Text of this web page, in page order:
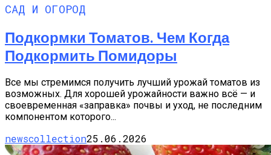
САД И ОГОРОД
Подкормки Томатов. Чем Когда
Подкормить Помидоры
Все мы стремимся получить лучший урожай томатов из
возможных. Для хорошей урожайности важно всё — и
своевременная «заправка» почвы и уход, не последним
компонентом которого...
newscollection25.06.2026